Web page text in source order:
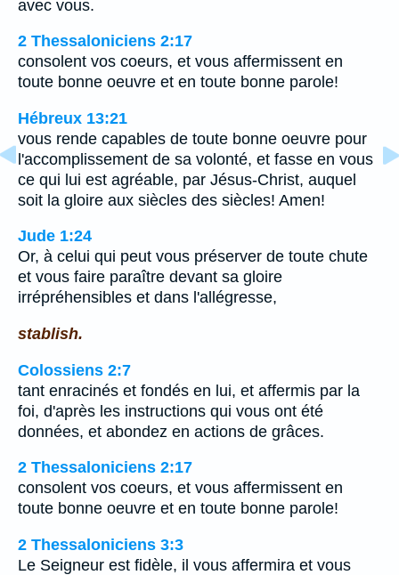
avec vous.
2 Thessaloniciens 2:17
consolent vos coeurs, et vous affermissent en
toute bonne oeuvre et en toute bonne parole!
Hébreux 13:21
vous rende capables de toute bonne oeuvre pour
l'accomplissement de sa volonté, et fasse en vous
ce qui lui est agréable, par Jésus-Christ, auquel
soit la gloire aux siècles des siècles! Amen!
Jude 1:24
Or, à celui qui peut vous préserver de toute chute
et vous faire paraître devant sa gloire
irrépréhensibles et dans l'allégresse,
stablish.
Colossiens 2:7
tant enracinés et fondés en lui, et affermis par la
foi, d'après les instructions qui vous ont été
données, et abondez en actions de grâces.
2 Thessaloniciens 2:17
consolent vos coeurs, et vous affermissent en
toute bonne oeuvre et en toute bonne parole!
2 Thessaloniciens 3:3
Le Seigneur est fidèle, il vous affermira et vous